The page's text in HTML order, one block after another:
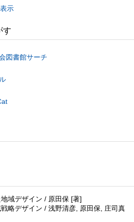
示
す
図書館サーチ
域デザイン / 原田保 [著]
略デザイン / 浅野清彦, 原田保, 庄司真